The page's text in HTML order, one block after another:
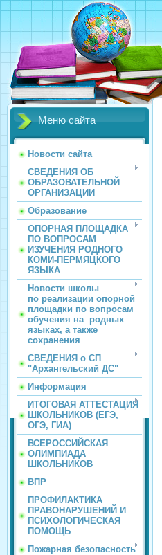
Меню сайта
Новости сайта
СВЕДЕНИЯ ОБ
ОБРАЗОВАТЕЛЬНОЙ
ОРГАНИЗАЦИИ
Образование
ОПОРНАЯ ПЛОЩАДКА
ПО ВОПРОСАМ
ИЗУЧЕНИЯ РОДНОГО
КОМИ-ПЕРМЯЦКОГО
ЯЗЫКА
Новости школы
по реализации опорной
площадки по вопросам
обучения на родных
языках, а также
сохранения
СВЕДЕНИЯ о СП
"Архангельский ДС"
Информация
ИТОГОВАЯ АТТЕСТАЦИЯ
ШКОЛЬНИКОВ (ЕГЭ,
ОГЭ, ГИА)
ВСЕРОССИЙСКАЯ
ОЛИМПИАДА
ШКОЛЬНИКОВ
ВПР
ПРОФИЛАКТИКА
ПРАВОНАРУШЕНИЙ И
ПСИХОЛОГИЧЕСКАЯ
ПОМОЩЬ
Пожарная безопасность